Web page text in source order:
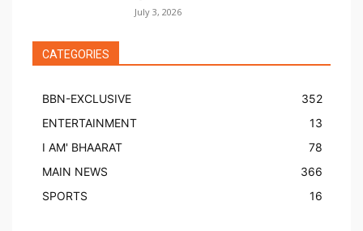
July 3, 2026
CATEGORIES
BBN-EXCLUSIVE
352
ENTERTAINMENT
13
I AM' BHAARAT
78
MAIN NEWS
366
SPORTS
16